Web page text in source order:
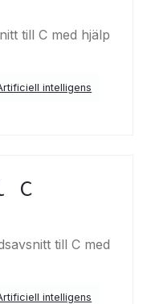
till C med hjälp
intelligens
C
till C med
intelligens